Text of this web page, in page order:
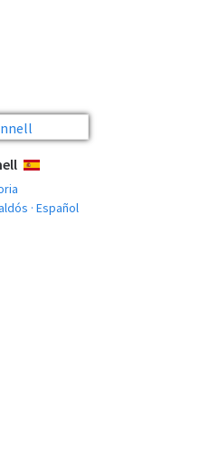
ESPAÑOL
· Español